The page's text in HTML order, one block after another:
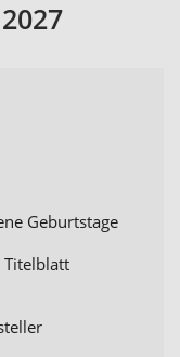
Geburtstage
Titelblatt